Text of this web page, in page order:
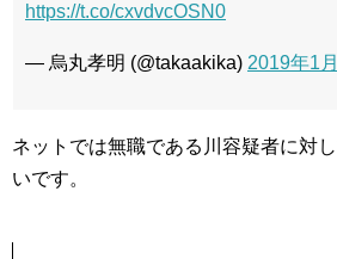
https://t.co/cxvdvcOSN0
— 烏丸孝明 (@takaakika) 2019年1
ネットでは無職である川容疑者に対
いです。